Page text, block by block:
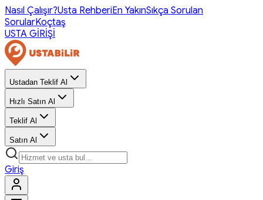
Nasıl Çalışır?Usta RehberiEn YakınSıkça Sorulan
SorularKoçtaş
USTA GİRİŞİ
Ustadan Teklif Al
Hızlı Satın Al
Teklif Al
Satın Al
Giriş